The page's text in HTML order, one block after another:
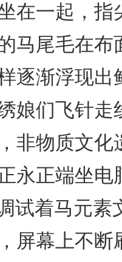
在一起，指
马尾毛在布
逐渐浮现出
娘们飞针走
非物质文化
永正端坐电
试着马元素
屏幕上不断